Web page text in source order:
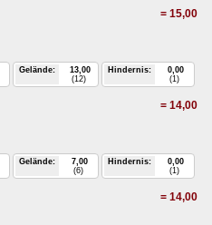
= 15,00
Hindernis:
0,00
(1)
Gelände:
13,00
(12)
= 14,00
Hindernis:
0,00
(1)
Gelände:
7,00
(6)
= 14,00